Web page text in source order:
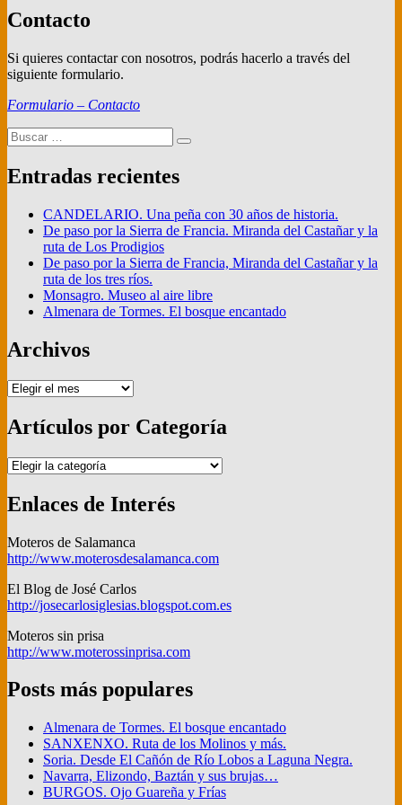
Contacto
Si quieres contactar con nosotros, podrás hacerlo a través del
siguiente formulario.
Formulario – Contacto
Buscar
por:
Buscar
Entradas recientes
CANDELARIO. Una peña con 30 años de historia.
De paso por la Sierra de Francia. Miranda del Castañar y la
ruta de Los Prodigios
De paso por la Sierra de Francia, Miranda del Castañar y la
ruta de los tres ríos.
Monsagro. Museo al aire libre
Almenara de Tormes. El bosque encantado
Archivos
Archivos
Artículos por Categoría
Artículos
Categoría
Enlaces de Interés
Moteros de Salamanca
http://www.moterosdesalamanca.com
El Blog de José Carlos
http://josecarlosiglesias.blogspot.com.es
Moteros sin prisa
http://www.moterossinprisa.com
Posts más populares
Almenara de Tormes. El bosque encantado
SANXENXO. Ruta de los Molinos y más.
Soria. Desde El Cañón de Río Lobos a Laguna Negra.
Navarra, Elizondo, Baztán y sus brujas…
BURGOS. Ojo Guareña y Frías